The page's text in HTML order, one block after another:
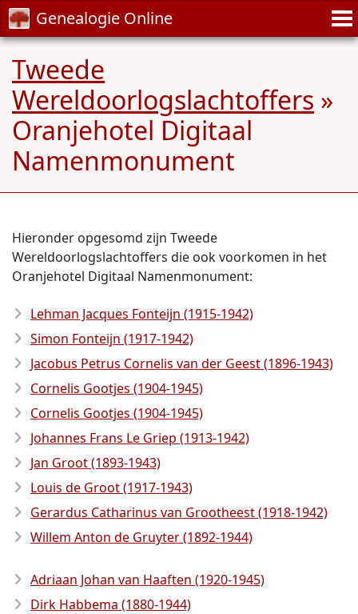
Genealogie Online
Tweede
Wereldoorlogslachtoffers »
Oranjehotel Digitaal
Namenmonument
Hieronder opgesomd zijn Tweede
Wereldoorlogslachtoffers die ook voorkomen in het
Oranjehotel Digitaal Namenmonument:
Lehman Jacques Fonteijn (1915-1942)
Simon Fonteijn (1917-1942)
Jacobus Petrus Cornelis van der Geest (1896-1943)
Cornelis Gootjes (1904-1945)
Cornelis Gootjes (1904-1945)
Johannes Frans Le Griep (1913-1942)
Jan Groot (1893-1943)
Louis de Groot (1917-1943)
Gerardus Catharinus van Grootheest (1918-1942)
Willem Anton de Gruyter (1892-1944)
Adriaan Johan van Haaften (1920-1945)
Dirk Habbema (1880-1944)